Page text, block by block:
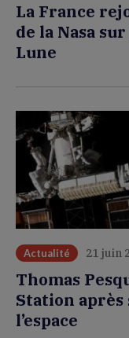
La France
de la Nasa
Lune
Actualité 21 juin
Thomas
Station après
l’espace